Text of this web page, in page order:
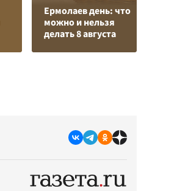
Ермолаев день: что
можно и нельзя
делать 8 августа